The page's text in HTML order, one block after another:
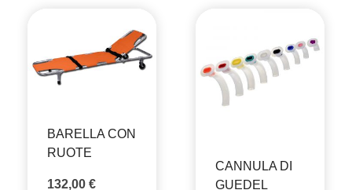
BARELLA CON
RUOTE
132,00 €
CANNULA DI
GUEDEL